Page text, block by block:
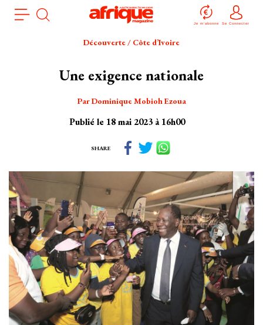
Je m'abonne Se Connecter
Découverte / Côte d’Ivoire
Une exigence nationale
Par Dominique Mobioh Ezoua
Publié le 18 mai 2023 à 16h00
SHARE
Panneau de gestion des cookies